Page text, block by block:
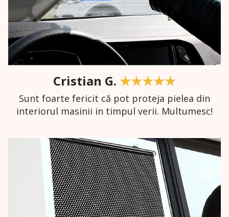
Cristian G. ★★★★★
Sunt foarte fericit că pot proteja pielea din
interiorul masinii in timpul verii. Multumesc!